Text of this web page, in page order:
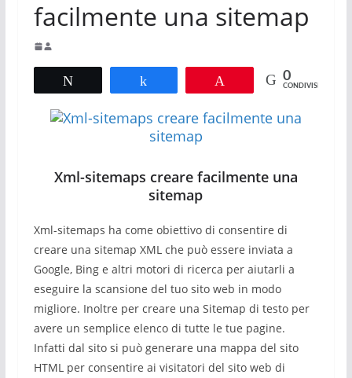
facilmente una sitemap
0
CONDIVISIONI
Xml-sitemaps creare facilmente una
sitemap
Xml-sitemaps ha come obiettivo di consentire di
creare una sitemap XML che può essere inviata a
Google, Bing e altri motori di ricerca per aiutarli a
eseguire la scansione del tuo sito web in modo
migliore. Inoltre per creare una Sitemap di testo per
avere un semplice elenco di tutte le tue pagine.
Infatti dal sito si può generare una mappa del sito
HTML per consentire ai visitatori del sito web di